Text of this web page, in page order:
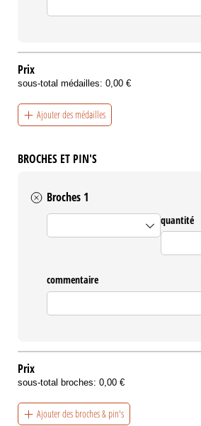
Prix
sous-total médailles: 0,00 €
Ajouter des médailles
BROCHES ET PIN'S
Broches 1
quantité
commentaire
Prix
sous-total broches: 0,00 €
Ajouter des broches & pin's